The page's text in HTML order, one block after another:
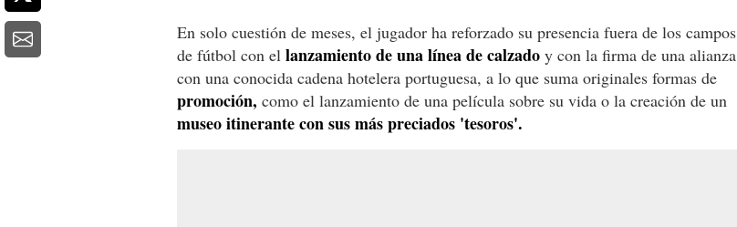
En solo cuestión de meses, el jugador ha reforzado su presencia fuera de los campos
de fútbol con el lanzamiento de una línea de calzado y con la firma de una alianza
con una conocida cadena hotelera portuguesa, a lo que suma originales formas de
promoción, como el lanzamiento de una película sobre su vida o la creación de un
museo itinerante con sus más preciados 'tesoros'.